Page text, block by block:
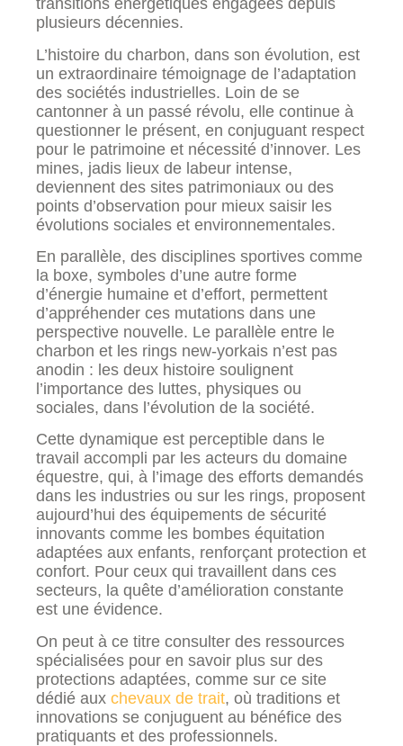
transitions énergétiques engagées depuis
plusieurs décennies.
L’histoire du charbon, dans son évolution, est
un extraordinaire témoignage de l’adaptation
des sociétés industrielles. Loin de se
cantonner à un passé révolu, elle continue à
questionner le présent, en conjuguant respect
pour le patrimoine et nécessité d’innover. Les
mines, jadis lieux de labeur intense,
deviennent des sites patrimoniaux ou des
points d’observation pour mieux saisir les
évolutions sociales et environnementales.
En parallèle, des disciplines sportives comme
la boxe, symboles d’une autre forme
d’énergie humaine et d’effort, permettent
d’appréhender ces mutations dans une
perspective nouvelle. Le parallèle entre le
charbon et les rings new-yorkais n’est pas
anodin : les deux histoire soulignent
l’importance des luttes, physiques ou
sociales, dans l’évolution de la société.
Cette dynamique est perceptible dans le
travail accompli par les acteurs du domaine
équestre, qui, à l’image des efforts demandés
dans les industries ou sur les rings, proposent
aujourd’hui des équipements de sécurité
innovants comme les bombes équitation
adaptées aux enfants, renforçant protection et
confort. Pour ceux qui travaillent dans ces
secteurs, la quête d’amélioration constante
est une évidence.
On peut à ce titre consulter des ressources
spécialisées pour en savoir plus sur des
protections adaptées, comme sur ce site
dédié aux chevaux de trait, où traditions et
innovations se conjuguent au bénéfice des
pratiquants et des professionnels.